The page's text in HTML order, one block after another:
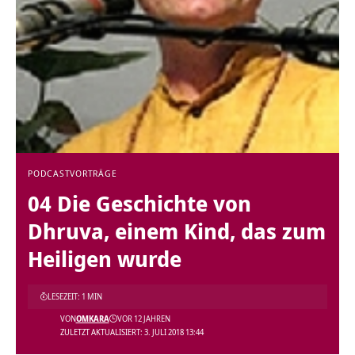
PODCASTVORTRÄGE
04 Die Geschichte von
Dhruva, einem Kind, das zum
Heiligen wurde
ZULETZT AKTUALISIERT: 3. JULI 2018 13:44
VONOMKARA VOR 12 JAHREN
LESEZEIT: 1 MIN